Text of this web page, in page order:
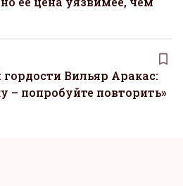
Вильяр Аракас:
– попробуйте повторить»